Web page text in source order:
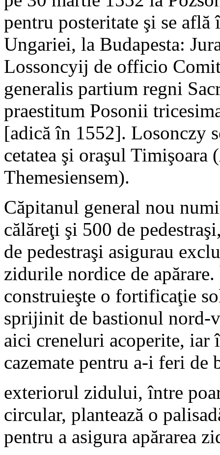
pentru posteritate şi se
Ungariei, la Budapesta:
Lossoncyij de officio
generalis partium regni
praestitum Posonii
[adică în 1552]. Losonczy
cetatea şi oraşul Timişoara
Themesiensem).
Căpitanul general nou
călăreţi şi 500 de
de pedestraşi asigurau
zidurile nordice de
construieşte o fortificaţie
sprijinit de bastionul nord-
aici creneluri acoperite,
cazemate pentru a-i feri de
exteriorul zidului, între
circular, plantează o
pentru a asigura apărarea